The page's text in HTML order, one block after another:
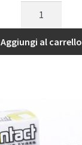
1:10
Carbon-
anteriore
26mm
Aggiungi al carrello